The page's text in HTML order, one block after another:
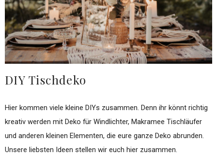
DIY Tischdeko
Hier kommen viele kleine DIYs zusammen. Denn ihr könnt richtig
kreativ werden mit Deko für Windlichter, Makramee Tischläufer
und anderen kleinen Elementen, die eure ganze Deko abrunden.
Unsere liebsten Ideen stellen wir euch hier zusammen.